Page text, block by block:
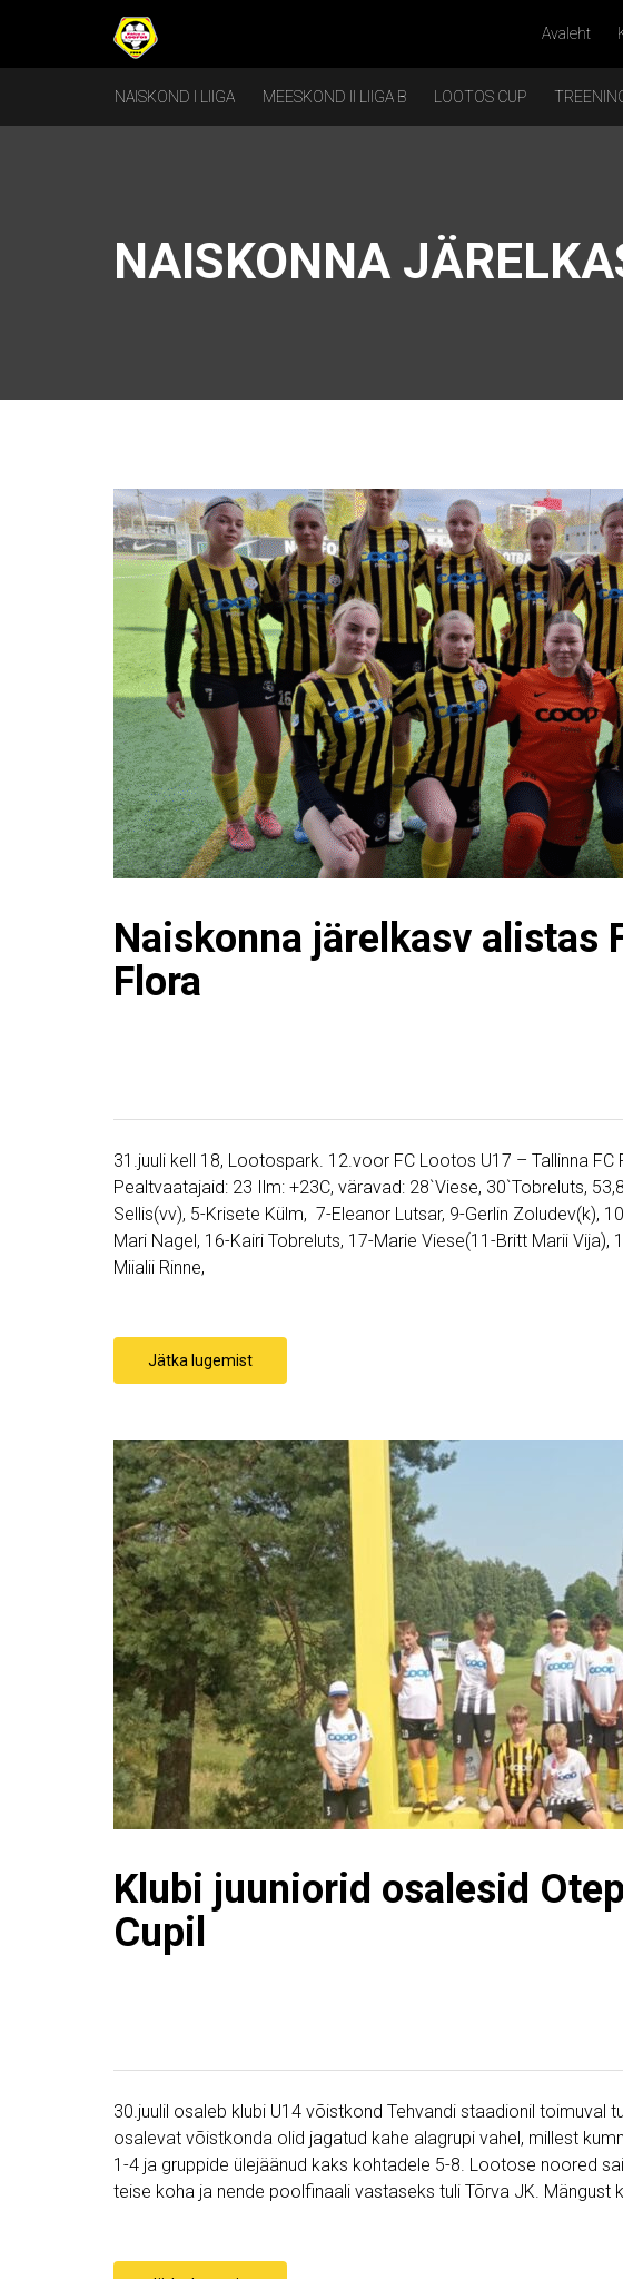
Avaleht
NAISKOND I LIIGA MEESKOND II LIIGA B LOOTOS CUP
NAISKONNA
Naiskonna järelkasv alistas
Flora
31.juuli kell 18, Lootospark. 12.voor FC Lootos U17 – Tallinna FC
Pealtvaatajaid: 23 Ilm: +23C, väravad: 28`Viese, 30`Tobreluts,
Sellis(vv), 5-Krisete Külm, 7-Eleanor Lutsar, 9-Gerlin Zoludev(k),
Mari Nagel, 16-Kairi Tobreluts, 17-Marie Viese(11-Britt Marii
Miialii Rinne,
Jätka lugemist
Klubi juuniorid osalesid
Cupil
30.juulil osaleb klubi U14 võistkond Tehvandi staadionil toimuval
osalevat võistkonda olid jagatud kahe alagrupi vahel, millest
1-4 ja gruppide ülejäänud kaks kohtadele 5-8. Lootose noored
teise koha ja nende poolfinaali vastaseks tuli Tõrva JK. Mängust